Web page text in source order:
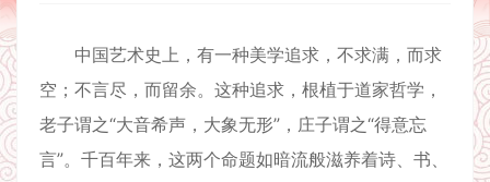
中国艺术史上，有一种美学追求，不求满，而求
空；不言尽，而留余。这种追求，根植于道家哲学，
老子谓之“大音希声，大象无形”，庄子谓之“得意忘
言”。千百年来，这两个命题如暗流般滋养着诗、书、